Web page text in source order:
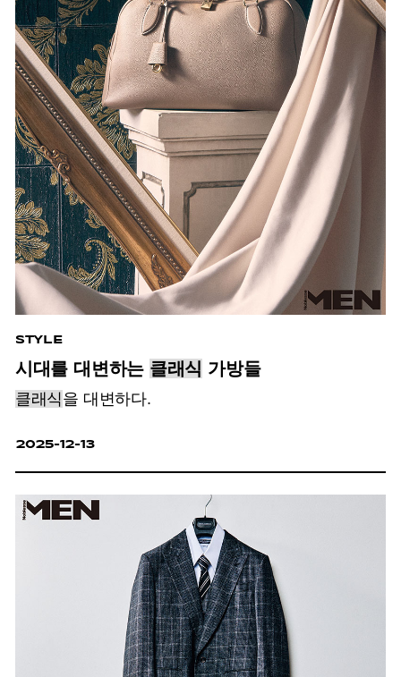
STYLE
시대를 대변하는 클래식 가방들
클래식을 대변하다.
2025-12-13